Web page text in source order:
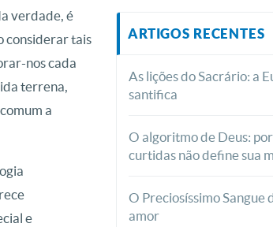
verdade, é
considerar tais
nos cada
terrena,
a
e
ARTIGOS RECENTES
As lições do Sacrário: a
santifica
O algoritmo de Deus:
curtidas não define sua
O Preciosíssimo Sangue
amor